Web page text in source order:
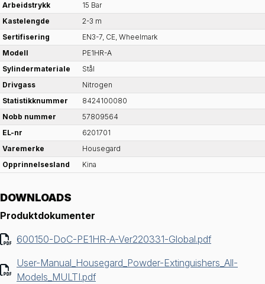
Arbeidstrykk
15 Bar
Kastelengde
2-3 m
Sertifisering
EN3-7, CE, Wheelmark
Modell
PE1HR-A
Sylindermateriale
Stål
Drivgass
Nitrogen
Statistikknummer
8424100080
Nobb nummer
57809564
EL-nr
6201701
Varemerke
Housegard
Opprinnelsesland
Kina
DOWNLOADS
Produktdokumenter
600150-DoC-PE1HR-A-Ver220331-Global.pdf
User-Manual_Housegard_Powder-Extinguishers_All-
Models_MULTI.pdf